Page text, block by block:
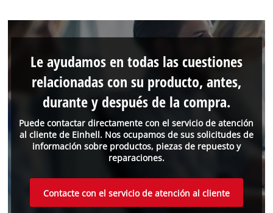
Puede contactar directamente con el servicio de atención
al cliente de Einhell. Nos ocupamos de sus solicitudes de
información sobre productos, piezas de repuesto y
reparaciones.
Le ayudamos en todas las cuestiones
relacionadas con su producto, antes,
durante y después de la compra.
Contacte con el servicio de atención al cliente